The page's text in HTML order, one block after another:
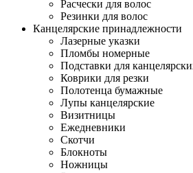
Расчески для волос
Резинки для волос
Канцелярские принадлежности
Лазерные указки
Пломбы номерные
Подставки для
Коврики для резки
Полотенца бумажные
Лупы канцелярские
Визитницы
Ежедневники
Скотчи
Блокноты
Ножницы